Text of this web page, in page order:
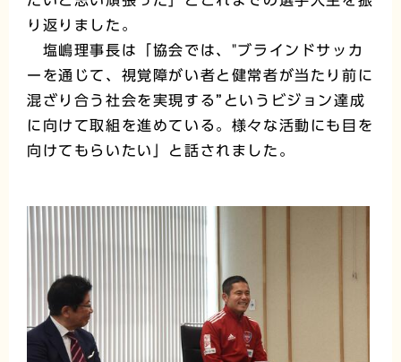
り返りました。
塩嶋理事長は「協会では、"ブラインドサッカ
ーを通じて、視覚障がい者と健常者が当たり前に
混ざり合う社会を実現する”というビジョン達成
に向けて取組を進めている。様々な活動にも目を
向けてもらいたい」と話されました。